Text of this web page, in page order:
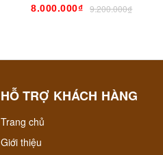
8.000.000₫ 9.200.000₫
8.000.000₫ 9.200.000₫
HỖ TRỢ KHÁCH HÀNG
Trang chủ
Giới thiệu